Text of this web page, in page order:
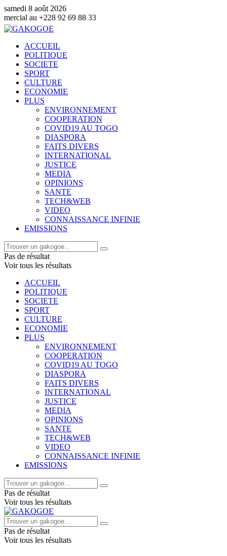
samedi 8 août 2026
92 69 88 33
ACCUEIL
POLITIQUE
SOCIETE
SPORT
CULTURE
ECONOMIE
PLUS
ENVIRONNEMENT
COOPERATION
COVID19 AU TOGO
DIASPORA
FAITS DIVERS
INTERNATIONAL
JUSTICE
MEDIA
OPINIONS
SANTE
TECH&WEB
VIDEO
CONNAISSANCE INFINIE
EMISSIONS
Pas de résultat
Voir tous les résultats
ACCUEIL
POLITIQUE
SOCIETE
SPORT
CULTURE
ECONOMIE
PLUS
ENVIRONNEMENT
COOPERATION
COVID19 AU TOGO
DIASPORA
FAITS DIVERS
INTERNATIONAL
JUSTICE
MEDIA
OPINIONS
SANTE
TECH&WEB
VIDEO
CONNAISSANCE INFINIE
EMISSIONS
Pas de résultat
Voir tous les résultats
Pas de résultat
Voir tous les résultats